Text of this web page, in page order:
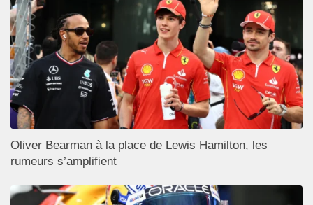
Oliver Bearman à la place de Lewis Hamilton, les
rumeurs s’amplifient